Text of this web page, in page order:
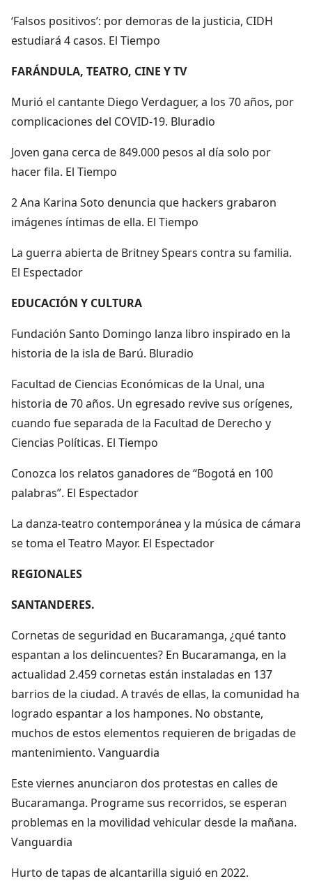
‘Falsos positivos’: por demoras de la justicia, CIDH
estudiará 4 casos. El Tiempo
FARÁNDULA, TEATRO, CINE Y TV
Murió el cantante Diego Verdaguer, a los 70 años, por
complicaciones del COVID-19. Bluradio
Joven gana cerca de 849.000 pesos al día solo por
hacer fila. El Tiempo
2 Ana Karina Soto denuncia que hackers grabaron
imágenes íntimas de ella. El Tiempo
La guerra abierta de Britney Spears contra su familia.
El Espectador
EDUCACIÓN Y CULTURA
Fundación Santo Domingo lanza libro inspirado en la
historia de la isla de Barú. Bluradio
Facultad de Ciencias Económicas de la Unal, una
historia de 70 años. Un egresado revive sus orígenes,
cuando fue separada de la Facultad de Derecho y
Ciencias Políticas. El Tiempo
Conozca los relatos ganadores de “Bogotá en 100
palabras”. El Espectador
La danza-teatro contemporánea y la música de cámara
se toma el Teatro Mayor. El Espectador
REGIONALES
SANTANDERES.
Cornetas de seguridad en Bucaramanga, ¿qué tanto
espantan a los delincuentes? En Bucaramanga, en la
actualidad 2.459 cornetas están instaladas en 137
barrios de la ciudad. A través de ellas, la comunidad ha
logrado espantar a los hampones. No obstante,
muchos de estos elementos requieren de brigadas de
mantenimiento. Vanguardia
Este viernes anunciaron dos protestas en calles de
Bucaramanga. Programe sus recorridos, se esperan
problemas en la movilidad vehicular desde la mañana.
Vanguardia
Hurto de tapas de alcantarilla siguió en 2022.